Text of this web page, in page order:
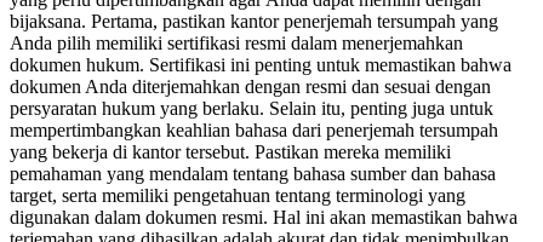
bijaksana. Pertama, pastikan kantor penerjemah tersumpah yang
Anda pilih memiliki sertifikasi resmi dalam menerjemahkan
dokumen hukum. Sertifikasi ini penting untuk memastikan bahwa
dokumen Anda diterjemahkan dengan resmi dan sesuai dengan
persyaratan hukum yang berlaku. Selain itu, penting juga untuk
mempertimbangkan keahlian bahasa dari penerjemah tersumpah
yang bekerja di kantor tersebut. Pastikan mereka memiliki
pemahaman yang mendalam tentang bahasa sumber dan bahasa
target, serta memiliki pengetahuan tentang terminologi yang
digunakan dalam dokumen resmi. Hal ini akan memastikan bahwa